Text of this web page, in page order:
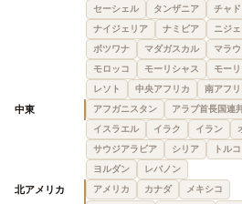
セーシェル
タンザニア チャド
ナイジェリア
ナミビア ニジ
ボツワナ
マダガスカル マラウ
モロッコ
モーリシャス モー
レソト
中央アフリカ 南アフリ
中東 アフガニスタン アラブ首長国連
イスラエル
イラク イラン
サウジアラビア
シリア トルコ
ヨルダン
レバノン
北アメリカ アメリカ カナダ メキシコ